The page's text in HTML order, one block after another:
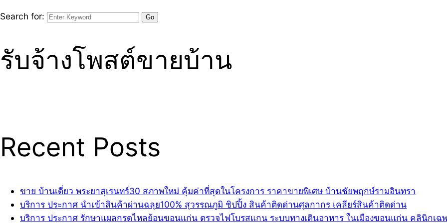
Search for:
รับจ้างโพสต์ขายบ้าน
Recent Posts
ขาย บ้านเดี่ยว พระยาสุเรนทร์30 สภาพใหม่ คุ้มค่าที่สุดในโครงการ ราคาขายพิเศษ บ้านชัยพฤกษ์รามอินทรา
บริการ ประกาศ นำเข้าสินค้าผ่านฉลุย100% สุวรรณภูมิ ชิปปิ้ง สินค้าติดด่านศุลกากร เคลียร์สินค้าติดด่าน
บริการ ประกาศ รักษาแผลกรดไหลย้อนขอนแก่น ตรวจไฟโบรสแกน ระบบทางเดินอาหาร ในเมืองขอนแก่น คลินิกเฉ